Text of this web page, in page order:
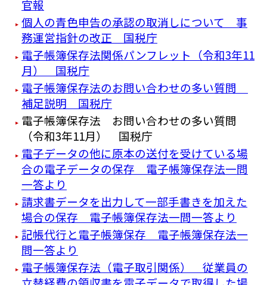
官報
個人の青色申告の承認の取消しについて 事
務運営指針の改正 国税庁
電子帳簿保存法関係パンフレット（令和3年11
月） 国税庁
電子帳簿保存法のお問い合わせの多い質問
補足説明 国税庁
電子帳簿保存法 お問い合わせの多い質問
（令和3年11月） 国税庁
電子データの他に原本の送付を受けている場
合の電子データの保存 電子帳簿保存法一問
一答より
請求書データを出力して一部手書きを加えた
場合の保存 電子帳簿保存法一問一答より
記帳代行と電子帳簿保存 電子帳簿保存法一
問一答より
電子帳簿保存法（電子取引関係） 従業員の